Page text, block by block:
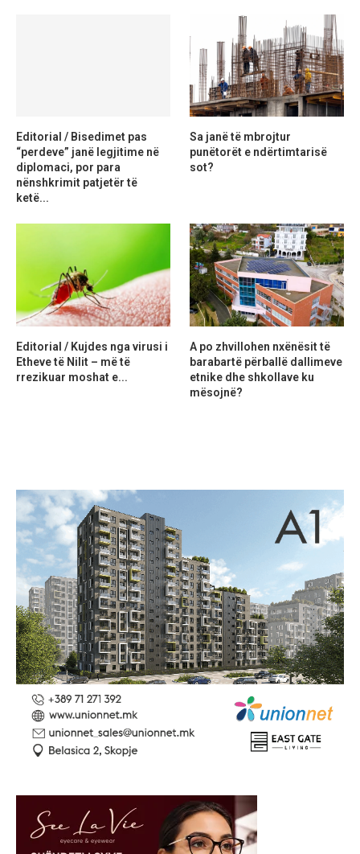
Editorial / Bisedimet pas
“perdeve” janë legjitime në
diplomaci, por para
nënshkrimit patjetër të
ketë...
Sa janë të mbrojtur
punëtorët e ndërtimtarisë
sot?
Editorial / Kujdes nga virusi i
Etheve të Nilit – më të
rrezikuar moshat e...
A po zhvillohen nxënësit të
barabartë përballë dallimeve
etnike dhe shkollave ku
mësojnë?